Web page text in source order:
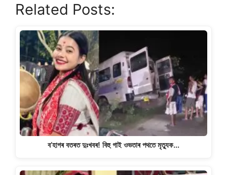
at
s
A
p
p
c
e
b
o
o
k
e
gr
a
m
y
n
k
e
Related Posts:
ব’হাগৰ বতৰত দুঃখবৰ! বিহু গাই ওভতাৰ পথতে মৃত্যুক…